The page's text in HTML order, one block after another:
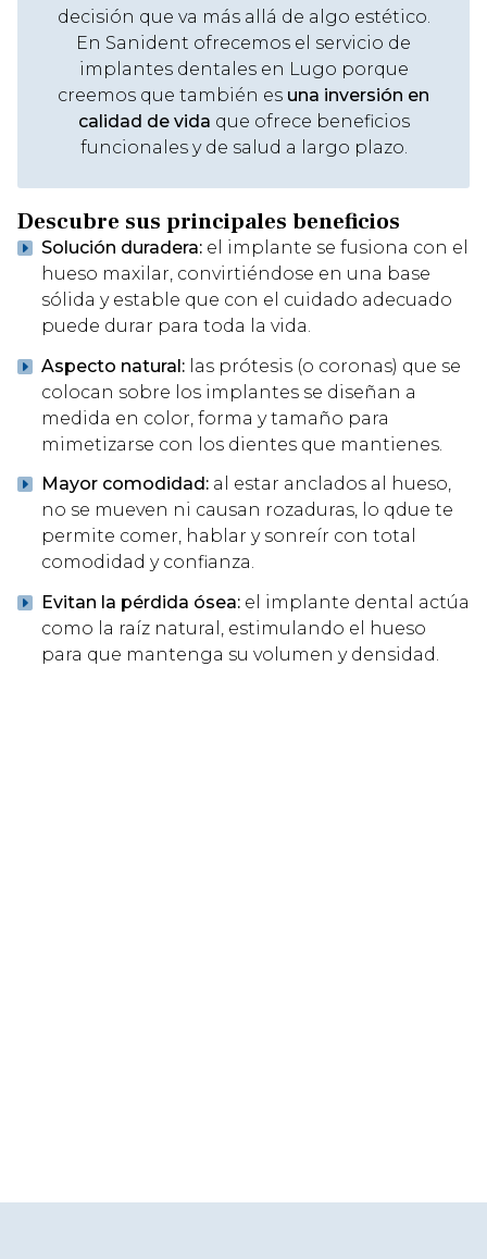
decisión que va más allá de algo estético.
En Sanident ofrecemos el servicio de
implantes dentales en Lugo porque
creemos que también es una inversión en
calidad de vida que ofrece beneficios
funcionales y de salud a largo plazo.
Descubre sus principales beneficios
Solución duradera: el implante se fusiona con el
hueso maxilar, convirtiéndose en una base
sólida y estable que con el cuidado adecuado
puede durar para toda la vida.
Aspecto natural: las prótesis (o coronas) que se
colocan sobre los implantes se diseñan a
medida en color, forma y tamaño para
mimetizarse con los dientes que mantienes.
Mayor comodidad: al estar anclados al hueso,
no se mueven ni causan rozaduras, lo qdue te
permite comer, hablar y sonreír con total
comodidad y confianza.
Evitan la pérdida ósea: el implante dental actúa
como la raíz natural, estimulando el hueso
para que mantenga su volumen y densidad.